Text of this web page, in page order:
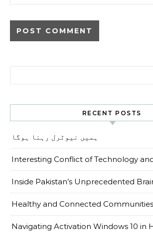
RECENT POSTS
ہمیں نیوٹرل رہنا ہوگا
Interesting Conflict of Technology
Inside Pakistan’s Unprecedented
Healthy and Connected
Navigating Activation Windows 10 in